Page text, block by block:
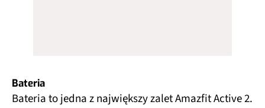
Bateria
Bateria to jedna z największy zalet Amazfit Active 2.